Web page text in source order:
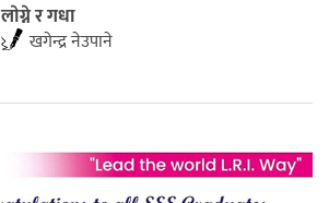
लाेग्ने र गधा
खगेन्द्र नेउपाने